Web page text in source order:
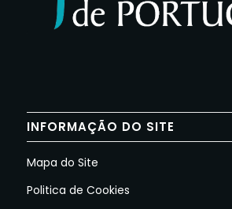
INFORMAÇÃO DO SITE
Mapa do Site
Politica de Cookies